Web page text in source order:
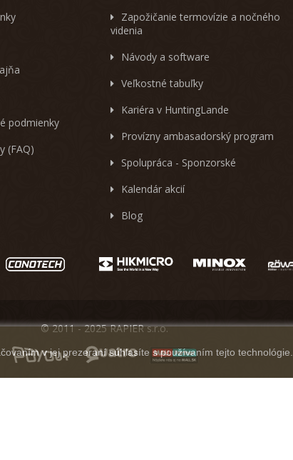
podmienky
(FAQ)
Zapožičanie termovízie a nočného
videnia
Návody a software
Veľkostné tabuľky
Kariéra v HuntingLande
Provízny ambasadorský program
Spolupráca - Sponzorské
Kalendár akcií
Blog
v jej prezeraní súhlasíte s používaním tejto technológie.
© 2011 - 2025 RAPIER s.r.o.